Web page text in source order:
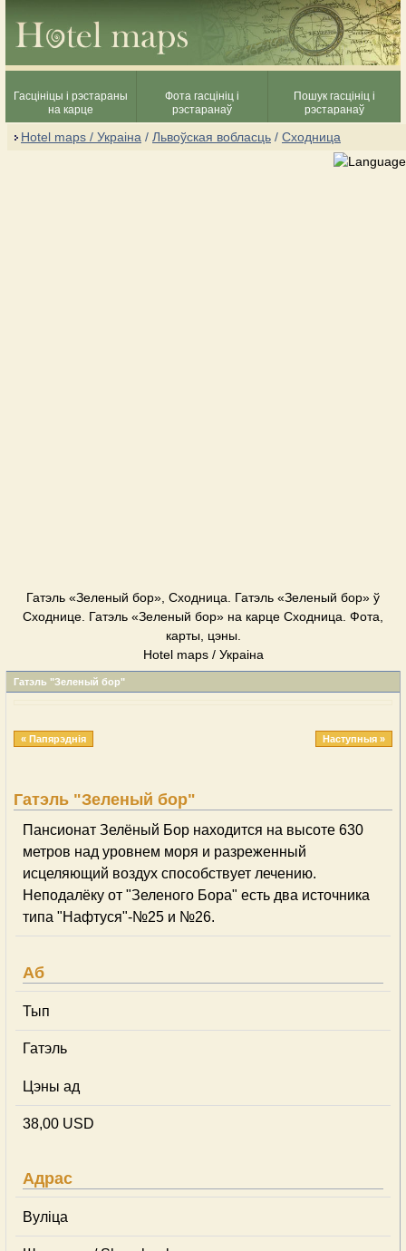
Гасцініцы і рэстараны
на карце
Фота гасцініц і
рэстаранаў
Пошук гасцініц і
рэстаранаў
Hotel maps / Украіна / Львоўская вобласць / Сходница
Гатэль «Зеленый бор», Сходница. Гатэль «Зеленый бор» ў
Сходнице. Гатэль «Зеленый бор» на карце Сходница. Фота,
карты, цэны.
Hotel maps / Украіна
Гатэль "Зеленый бор"
« Папярэднія Наступныя »
Гатэль "Зеленый бор"
Пансионат Зелёный Бор находится на высоте 630
метров над уровнем моря и разреженный
исцеляющий воздух способствует лечению.
Неподалёку от "Зеленого Бора" есть два источника
типа "Нафтуся"-№25 и №26.
Аб
Тып
Гатэль
Цэны ад
38,00 USD
Адрас
Вуліца